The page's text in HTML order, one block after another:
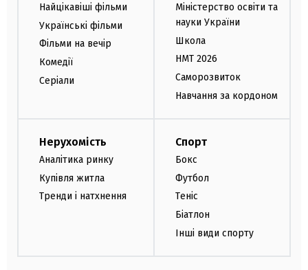
Найцікавіші фільми
Українські фільми
Фільми на вечір
Комедії
Серіали
Міністерство освіти та
науки України
Школа
НМТ 2026
Саморозвиток
Навчання за кордоном
Нерухомість
Аналітика ринку
Купівля житла
Тренди і натхнення
Спорт
Бокс
Футбол
Теніс
Біатлон
Інші види спорту